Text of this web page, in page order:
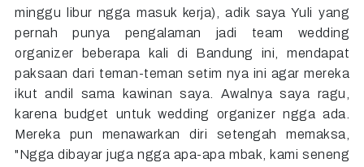
minggu libur ngga masuk kerja), adik saya Yuli yang
pernah punya pengalaman jadi team wedding
organizer beberapa kali di Bandung ini, mendapat
paksaan dari teman-teman setim nya ini agar mereka
ikut andil sama kawinan saya. Awalnya saya ragu,
karena budget untuk wedding organizer ngga ada.
Mereka pun menawarkan diri setengah memaksa,
"Ngga dibayar juga ngga apa-apa mbak, kami seneng